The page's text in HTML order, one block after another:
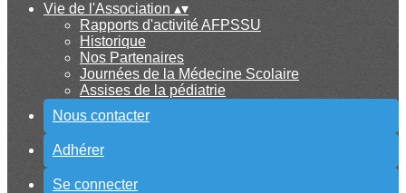
Vie de l'Association ▴▾
Rapports d'activité AFPSSU
Historique
Nos Partenaires
Journées de la Médecine Scolaire
Assises de la pédiatrie
Nous contacter
Adhérer
Se connecter